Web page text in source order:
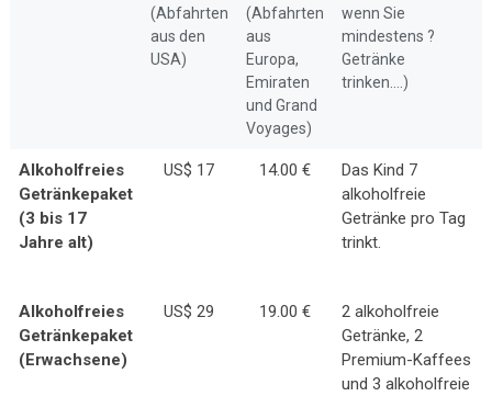
(Abfahrten
aus den
USA)
(Abfahrten
aus
Europa,
Emiraten
und Grand
Voyages)
wenn Sie
mindestens ?
Getränke
trinken….)
Alkoholfreies
Getränkepaket
(3 bis 17
Jahre alt)
US$ 17 14.00 €
Das Kind 7
alkoholfreie
Getränke pro Tag
trinkt.
Alkoholfreies
Getränkepaket
(Erwachsene)
US$ 29 19.00 €
2 alkoholfreie
Getränke, 2
Premium-Kaffees
und 3 alkoholfreie